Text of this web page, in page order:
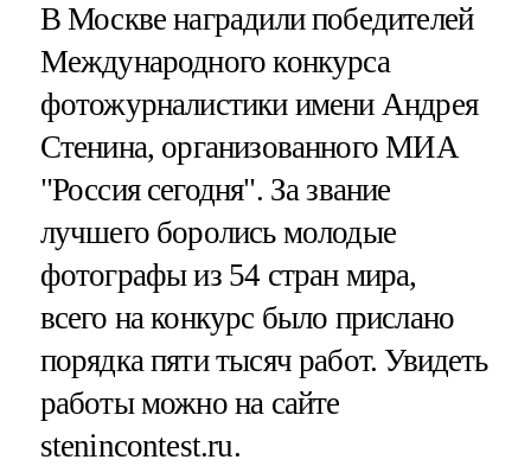
В Москве наградили победителей
Международного конкурса
фотожурналистики имени Андрея
Стенина, организованного МИА
"Россия сегодня". За звание
лучшего боролись молодые
фотографы из 54 стран мира,
всего на конкурс было прислано
порядка пяти тысяч работ. Увидеть
работы можно на сайте
stenincontest.ru.